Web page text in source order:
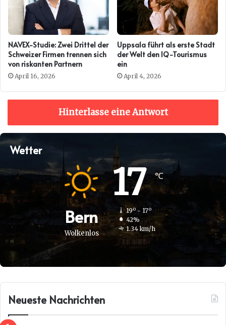
NAVEX-Studie: Zwei Drittel der
Schweizer Firmen trennen sich
von riskanten Partnern
April 16, 2026
Uppsala führt als erste Stadt
der Welt den IQ-Tourismus
ein
April 4, 2026
Hinterlasse eine Antwort
Wetter
Bern
Wolkenlos
17℃
19º - 17º
42%
1.34 km/h
Neueste Nachrichten